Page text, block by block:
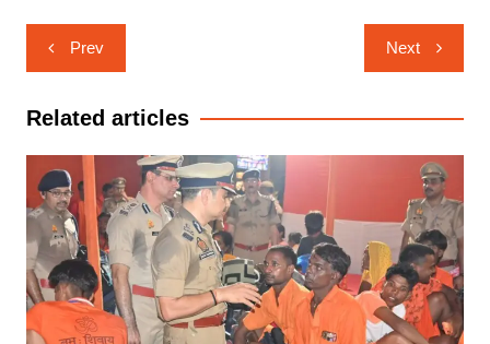
Post
navigation
Prev Next
Related articles